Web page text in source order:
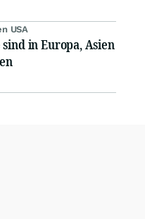
USA
in Europa, Asien